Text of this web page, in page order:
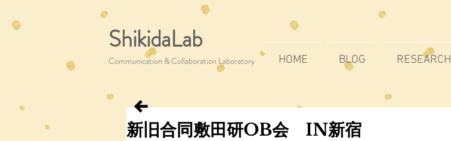
ShikidaLab
Communication & Collaboration Laboratory HOME BLOG RESEARCH
新旧合同敷田研OB会 IN新宿